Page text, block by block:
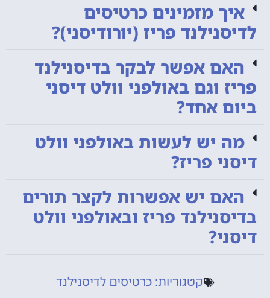
איך מזמינים כרטיסים
לדיסנילנד פריז (יורודיסני)?
האם אפשר לבקר בדיסנילנד
פריז וגם באולפני וולט דיסני
ביום אחד?
מה יש לעשות באולפני וולט
דיסני פריז?
האם יש אפשרות לקצר תורים
בדיסנילנד פריז ובאולפני וולט
דיסני?
קטגוריות: כרטיסים לדיסנילנד